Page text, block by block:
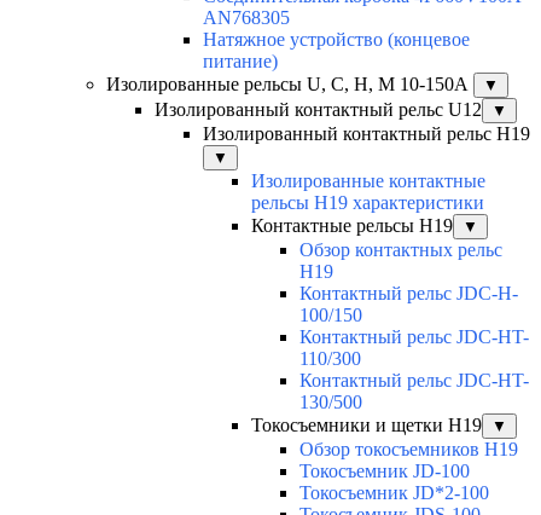
AN768305
Натяжное устройство (концевое
питание)
Изолированные рельсы U, C, H, M 10-150А
▼
Изолированный контактный рельс U12 ▼
Изолированный контактный рельс Н19
▼
Изолированные контактные
рельсы Н19 характеристики
Контактные рельсы H19
▼
Обзор контактных рельс
H19
Контактный рельс JDC-H-
100/150
Контактный рельс JDC-HT-
110/300
Контактный рельс JDC-HT-
130/500
Токосъемники и щетки H19
▼
Обзор токосъемников H19
Токосъемник JD-100
Токосъемник JD*2-100